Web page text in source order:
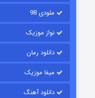
ملودی 98
نواز موزیک
دانلود رمان
میفا موزیک
دانلود آهنگ